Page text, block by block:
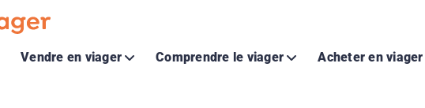
Vendre en viager Comprendre le viager Acheter en viager